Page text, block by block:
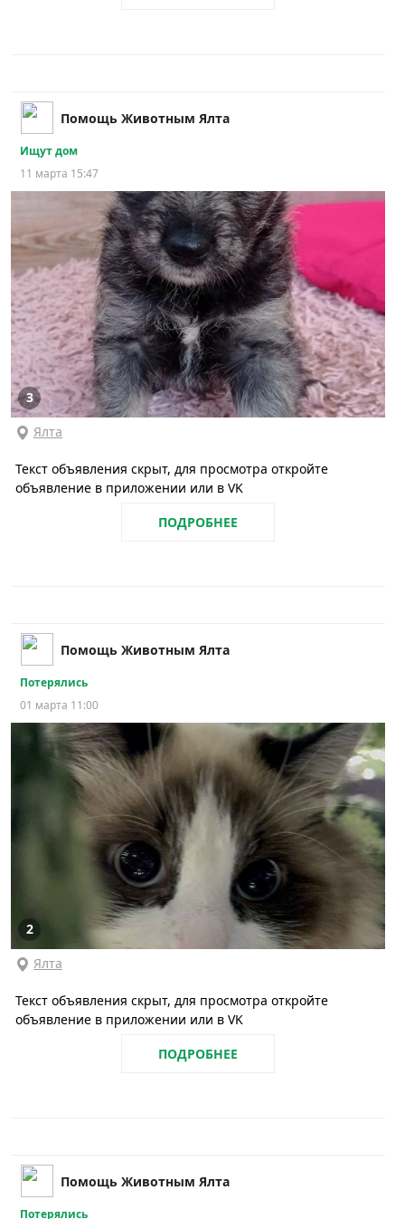
Помощь Животным Ялта
Ищут дом
11 марта 15:47
3
Ялта
Текст объявления скрыт, для просмотра откройте
объявление в приложении или в VK
ПОДРОБНЕЕ
Помощь Животным Ялта
Потерялись
01 марта 11:00
2
Ялта
Текст объявления скрыт, для просмотра откройте
объявление в приложении или в VK
ПОДРОБНЕЕ
Помощь Животным Ялта
Потерялись